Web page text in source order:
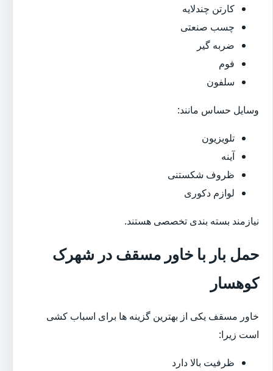
کارتن چندلایه
چسب صنعتی
ضربه گیر
فوم
سلفون
وسایل حساس مانند:
تلویزیون
آینه
ظروف شکستنی
لوازم دکوری
نیازمند بسته بندی تخصصی هستند.
حمل بار با خاور مسقف در شهرک
کوهسار
خاور مسقف یکی از بهترین گزینه ها برای اسباب کشی
است زیرا:
ظرفیت بالا دارد